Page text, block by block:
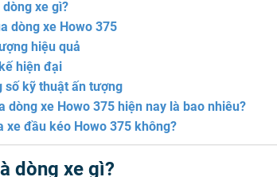
xe gì?
dòng xe Howo 375
hiệu quả
hiện đại
số kỹ thuật ấn tượng
dòng xe Howo 375 hiện nay là bao nhiêu?
xe đầu kéo Howo 375 không?
dòng xe gì?